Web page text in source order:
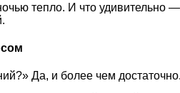
тепло. И что удивительно
Да, и более чем достаточно.